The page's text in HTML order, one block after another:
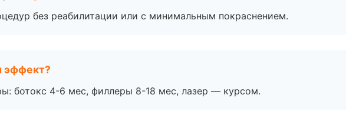
без реабилитации или с минимальным покраснением.
эффект?
ботокс 4-6 мес, филлеры 8-18 мес, лазер — курсом.